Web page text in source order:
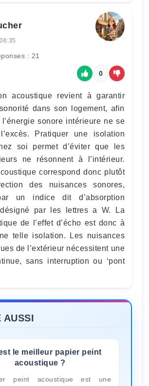
: 21
0
acoustique revient à garantir
dans son logement, afin
l’énergie sonore intérieure ne se
Pratiquer une isolation
soi permet d’éviter que les
ne résonnent à l’intérieur.
correspond donc plutôt
des nuisances sonores,
un indice dit d’absorption
par les lettres a W. La
de l’effet d’écho est donc à
telle isolation. Les nuisances
de l’extérieur nécessitent une
sans interruption ou ‘pont
AUSSI
le meilleur papier peint
acoustique ?
peint acoustique est une